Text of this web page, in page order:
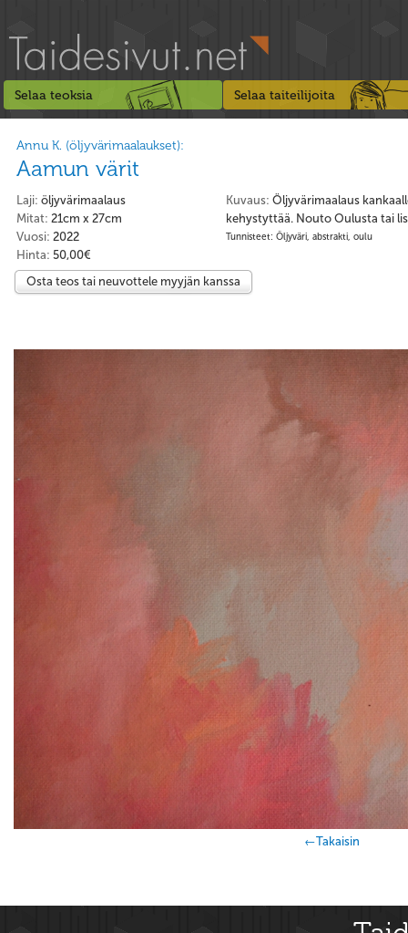
Selaa teoksia Selaa taiteilijoita
Annu K. (öljyvärimaalaukset):
Aamun värit
Kuvaus: Öljyvärimaalaus
kehystyttää. Nouto Oulusta tai
Tunnisteet: Öljyväri, abstrakti, oulu
Laji: öljyvärimaalaus
Mitat: 21cm x 27cm
Vuosi: 2022
Hinta: 50,00€
Osta teos tai neuvottele myyjän kanssa
←Takaisin